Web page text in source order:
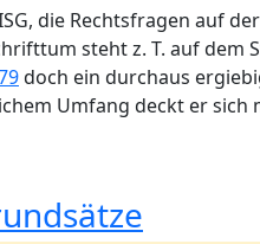
die Rechtsfragen auf
steht z. T. auf dem
doch ein durchaus
Umfang deckt er